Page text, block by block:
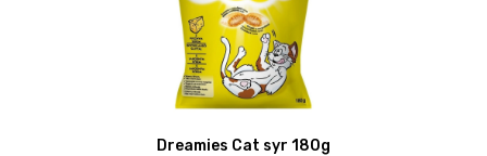
Dreamies Cat syr 180g